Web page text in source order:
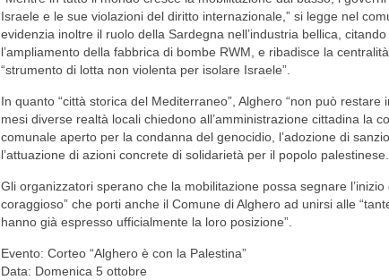
Israele e le sue violazioni del diritto internazionale,” si legge nel
evidenzia inoltre il ruolo della Sardegna nell’industria bellica,
l’ampliamento della fabbrica di bombe RWM, e ribadisce la
“strumento di lotta non violenta per isolare Israele”.
In quanto “città storica del Mediterraneo”, Alghero “non può restare
mesi diverse realtà locali chiedono all’amministrazione cittadina la
comunale aperto per la condanna del genocidio, l’adozione di
l’attuazione di azioni concrete di solidarietà per il popolo palestinese.
Gli organizzatori sperano che la mobilitazione possa segnare
coraggioso” che porti anche il Comune di Alghero ad unirsi alle
hanno già espresso ufficialmente la loro posizione”.
Evento: Corteo “Alghero è con la Palestina”
Data: Domenica 5 ottobre